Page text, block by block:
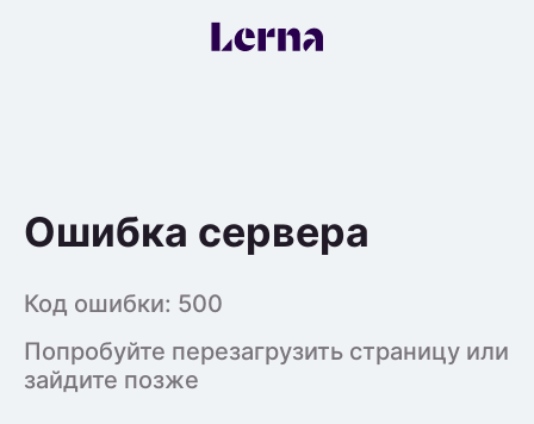
Ошибка сервера
Код ошибки: 500
Попробуйте перезагрузить страницу или
зайдите позже